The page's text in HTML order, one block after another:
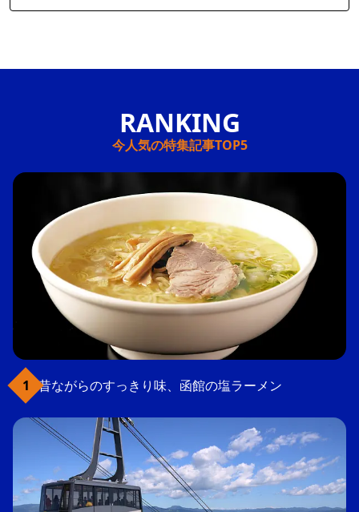
今人気の特集記事TOP5
昔ながらのすっきり味、函館の塩ラーメン